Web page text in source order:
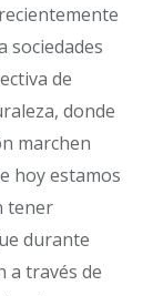
sociedades
de
donde
marchen
hoy estamos
tener
durante
a través de